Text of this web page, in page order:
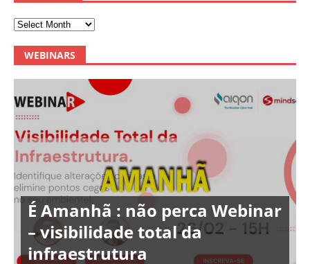
WEBINARS
É Amanhã : não perca Webinar
– visibilidade total da
infraestrutura